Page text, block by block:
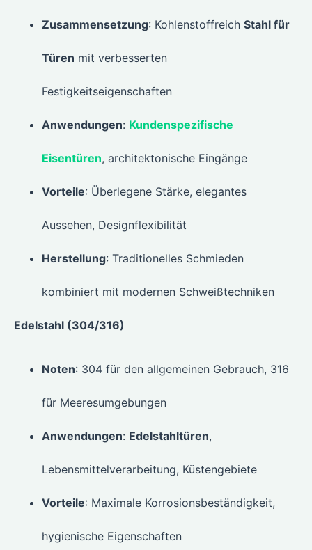
Zusammensetzung: Kohlenstoffreich Stahl für
Türen mit verbesserten
Festigkeitseigenschaften
Anwendungen: Kundenspezifische
Eisentüren, architektonische Eingänge
Vorteile: Überlegene Stärke, elegantes
Aussehen, Designflexibilität
Herstellung: Traditionelles Schmieden
kombiniert mit modernen Schweißtechniken
Edelstahl (304/316)
Noten: 304 für den allgemeinen Gebrauch, 316
für Meeresumgebungen
Anwendungen: Edelstahltüren,
Lebensmittelverarbeitung, Küstengebiete
Vorteile: Maximale Korrosionsbeständigkeit,
hygienische Eigenschaften